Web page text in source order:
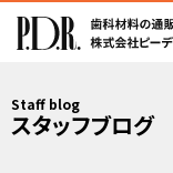
Staff blog
スタッフブログ